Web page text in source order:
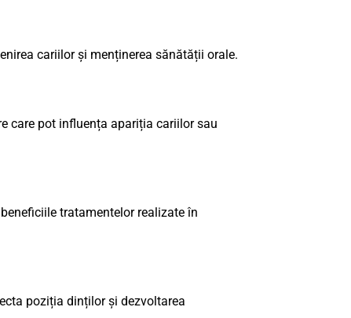
cariilor și menținerea sănătății orale.
care pot influența apariția cariilor sau
tratamentelor realizate în
poziția dinților și dezvoltarea